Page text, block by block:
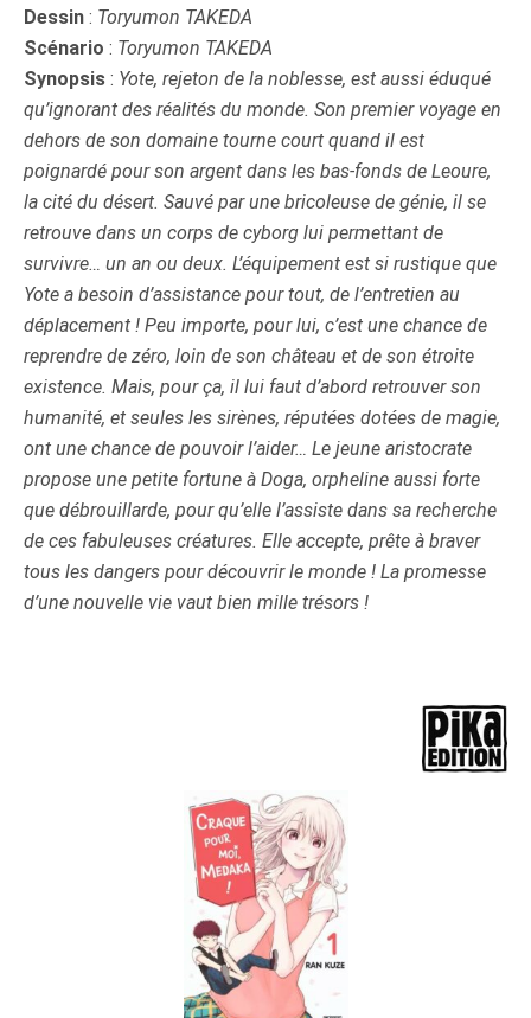
Dessin : Toryumon TAKEDA
Scénario : Toryumon TAKEDA
Synopsis : Yote, rejeton de la noblesse, est aussi éduqué
qu’ignorant des réalités du monde. Son premier voyage en
dehors de son domaine tourne court quand il est
poignardé pour son argent dans les bas-fonds de Leoure,
la cité du désert. Sauvé par une bricoleuse de génie, il se
retrouve dans un corps de cyborg lui permettant de
survivre… un an ou deux. L’équipement est si rustique que
Yote a besoin d’assistance pour tout, de l’entretien au
déplacement ! Peu importe, pour lui, c’est une chance de
reprendre de zéro, loin de son château et de son étroite
existence. Mais, pour ça, il lui faut d’abord retrouver son
humanité, et seules les sirènes, réputées dotées de magie,
ont une chance de pouvoir l’aider… Le jeune aristocrate
propose une petite fortune à Doga, orpheline aussi forte
que débrouillarde, pour qu’elle l’assiste dans sa recherche
de ces fabuleuses créatures. Elle accepte, prête à braver
tous les dangers pour découvrir le monde ! La promesse
d’une nouvelle vie vaut bien mille trésors !